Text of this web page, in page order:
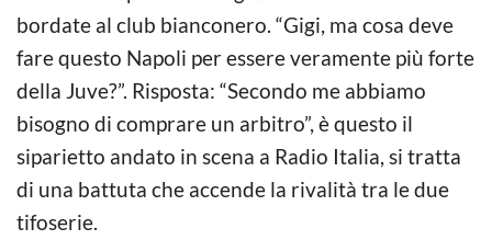
bordate al club bianconero. “Gigi, ma cosa deve
fare questo Napoli per essere veramente più forte
della Juve?”. Risposta: “Secondo me abbiamo
bisogno di comprare un arbitro”, è questo il
siparietto andato in scena a Radio Italia, si tratta
di una battuta che accende la rivalità tra le due
tifoserie.